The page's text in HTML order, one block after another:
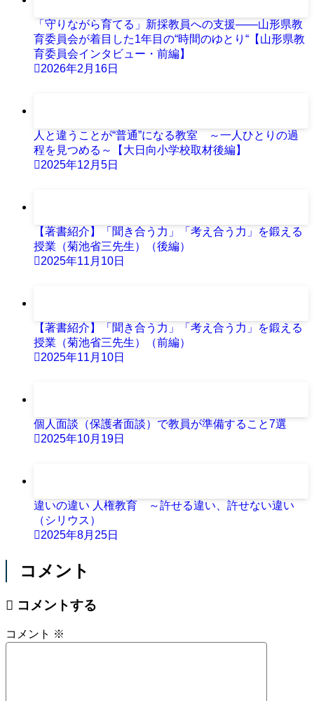
「守りながら育てる」新採教員への支援――山形県教
育委員会が着目した1年目の“時間のゆとり“【山形県教
育委員会インタビュー・前編】
2026年2月16日
人と違うことが“普通”になる教室 ～一人ひとりの過
程を見つめる～【大日向小学校取材後編】
2025年12月5日
【著書紹介】「聞き合う力」「考え合う力」を鍛える
授業（菊池省三先生）（後編）
2025年11月10日
【著書紹介】「聞き合う力」「考え合う力」を鍛える
授業（菊池省三先生）（前編）
2025年11月10日
個人面談（保護者面談）で教員が準備すること7選
2025年10月19日
違いの違い 人権教育 ～許せる違い、許せない違い
（シリウス）
2025年8月25日
コメント
コメントする
コメント ※